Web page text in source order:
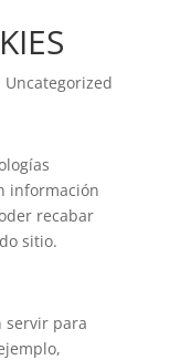
Uncategorized
información
recabar
sitio.
servir para